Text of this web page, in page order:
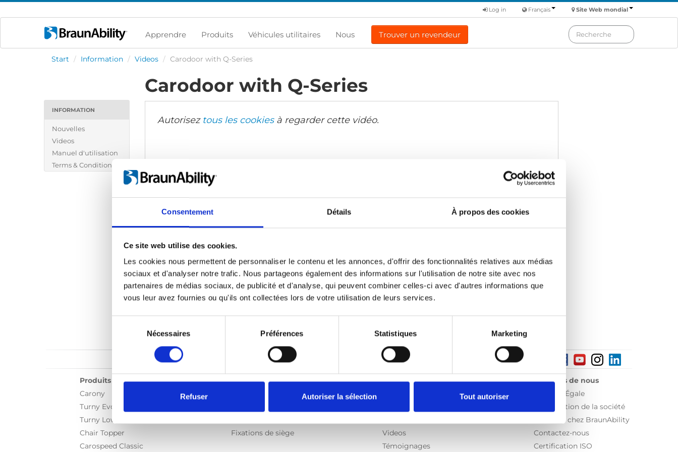
Consentement Détails À propos des cookies
Ce site web utilise des cookies.
Les cookies nous permettent de personnaliser le contenu et les annonces, d'offrir des fonctionnalités relatives aux médias
sociaux et d'analyser notre trafic. Nous partageons également des informations sur l'utilisation de notre site avec nos
partenaires de médias sociaux, de publicité et d'analyse, qui peuvent combiner celles-ci avec d'autres informations que
vous leur avez fournies ou qu'ils ont collectées lors de votre utilisation de leurs services.
consentement
Nécessaires Préférences Statistiques Marketing
Refuser Autoriser la sélection Tout autoriser
Site Web mondial
Français
Log in
Apprendre Produits Véhicules utilitaires Nous Trouver un revendeur
Start / Information / Videos / Carodoor with Q-Series
INFORMATION
Nouvelles
Videos
Manuel d'utilisation
Terms & Conditions
Carodoor with Q-Series
Autorisez tous les cookiesà regarder cette vidéo.
Produits
Carony
Turny Evo
Turny Low Vehicle
Chair Topper
Carospeed Classic
Produits
Fixations de siège
Information
Videos
Témoignages
À propos de nous
Sécurité Égale
Présentation de la société
Travailler chez BraunAbility
Contactez-nous
Certification ISO